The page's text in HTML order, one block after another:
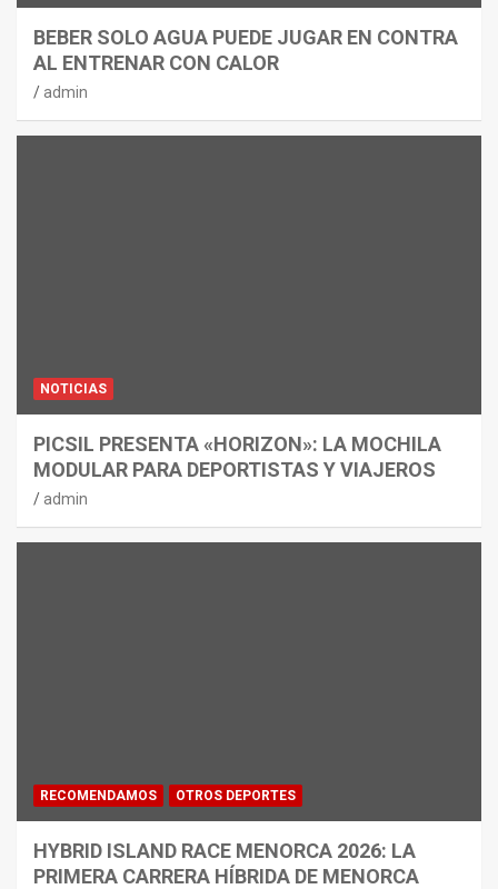
BEBER SOLO AGUA PUEDE JUGAR EN CONTRA
AL ENTRENAR CON CALOR
admin
NOTICIAS
PICSIL PRESENTA «HORIZON»: LA MOCHILA
MODULAR PARA DEPORTISTAS Y VIAJEROS
admin
RECOMENDAMOS OTROS DEPORTES
HYBRID ISLAND RACE MENORCA 2026: LA
PRIMERA CARRERA HÍBRIDA DE MENORCA